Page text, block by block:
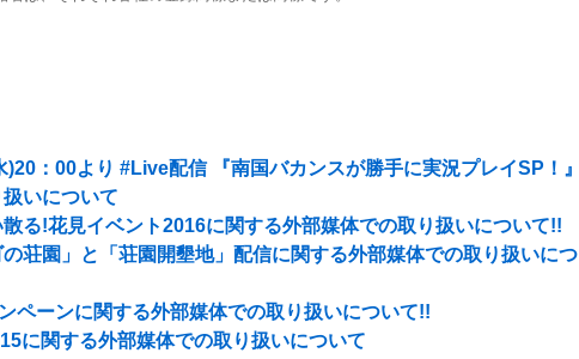
：00より #Live配信 『南国バカンスが勝手に実況プレイSP！』
いについて
る!花見イベント2016に関する外部媒体での取り扱いについて!!
荘園」と「荘園開墾地」配信に関する外部媒体での取り扱いにつ
ペーンに関する外部媒体での取り扱いについて!!
に関する外部媒体での取り扱いについて